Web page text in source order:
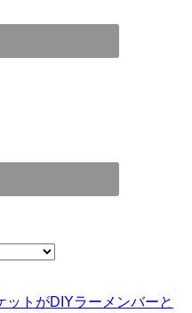
トがDIYラーメンバーと